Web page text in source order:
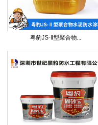
粤豹JS-Ⅱ型聚合物...